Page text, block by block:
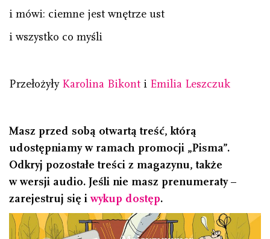
i mówi: ciemne jest wnętrze ust
i wszystko co myśli
Przełożyły Karolina Bikont i Emilia Leszczuk
Masz przed sobą otwartą treść, którą
udostępniamy w ramach promocji „Pisma”.
Odkryj pozostałe treści z magazynu, także
w wersji audio. Jeśli nie masz prenumeraty –
zarejestruj się i wykup dostęp.